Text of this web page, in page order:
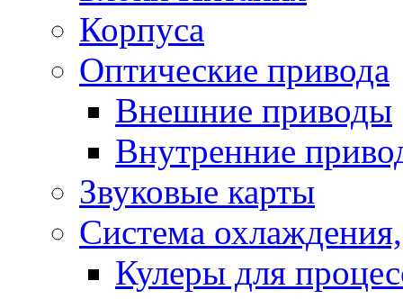
Корпуса
Оптические привода
Внешние приводы
Внутренние
Звуковые карты
Система
Кулеры для